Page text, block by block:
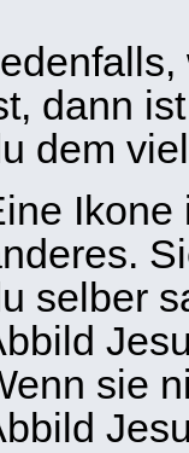
dann
dem
Ikone
selber
sie